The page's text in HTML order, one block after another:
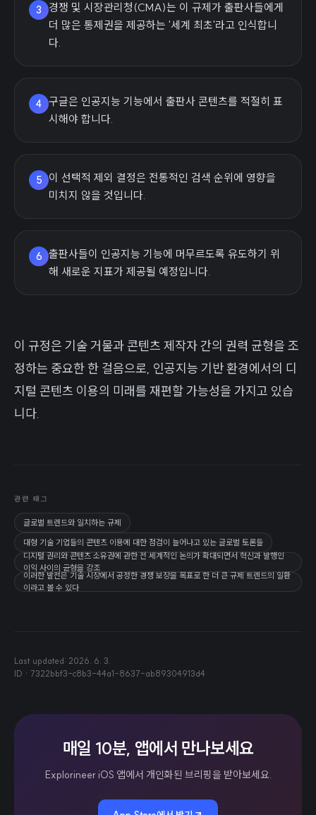
3
경쟁 및 시장관리청(CMA)는 이 규제가 출판사들에게
더 많은 통제권을 제공하는 '세계 최초'라고 인식합니
다.
4 구글은 인공지능 기능에서 출판사 콘텐츠를 적절히 표
시해야 합니다.
5
이 선택적 제외 결정은 전통적인 검색 순위에 영향을
미치지 않을 것입니다.
6 출판사들이 인공지능 기능에 머무르도록 유도하기 위
해 새로운 지표가 제공될 예정입니다.
이 규정은 기술 거물과 콘텐츠 제작자 간의 권력 균형을 조
정하는 중요한 한 걸음으로, 인공지능 기반 환경에서의 디
지털 콘텐츠 이용의 미래를 재편할 가능성을 가지고 있습
니다.
관련 태그
글로벌 트렌드와 일치하는 규제
대형 기술 기업들의 콘텐츠 이용에 대한 점검이 늘어나고 있는 글로벌 토론들
디지털 권리와 콘텐츠 소유권에 관한 전 세계적인 논의가 확대되면서 혁신과 발행인
이익 사이의 균형을 강조
이러한 발전은 기술 시장에서 공정한 경쟁 보장을 목표로 한 더 큰 규제 트렌드의 일환
이라고 볼 수 있다
Last updated: 2026. 6. 3.
ID · 7322bbf3-c8b3-44a1-8637-ab89304913d4
매일 10분, 앱에서 만나보세요
Explorineer iOS 앱에서 개인화된 브리핑을 받아보세요.